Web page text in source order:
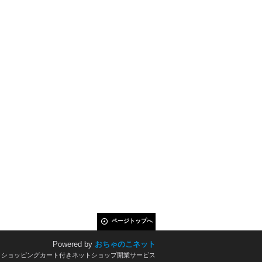
ページトップへ
Powered by おちゃのこネット
ョッピングカート付きネットショップ開業サービス